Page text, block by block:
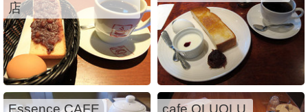
店
Essence CAFE cafe OLUOLU